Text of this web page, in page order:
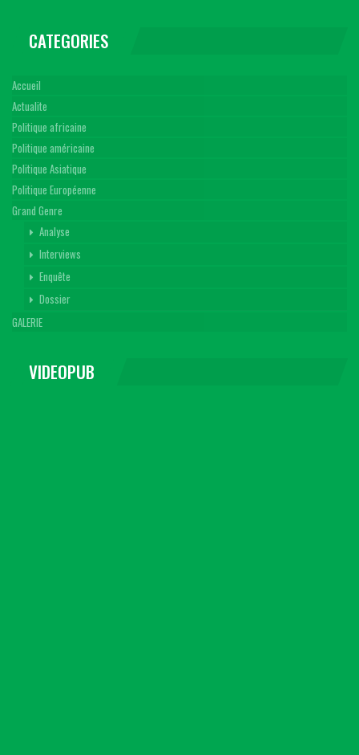
CATEGORIES
Accueil
Actualite
Politique africaine
Politique américaine
Politique Asiatique
Politique Européenne
Grand Genre
Analyse
Interviews
Enquête
Dossier
GALERIE
VIDEOPUB